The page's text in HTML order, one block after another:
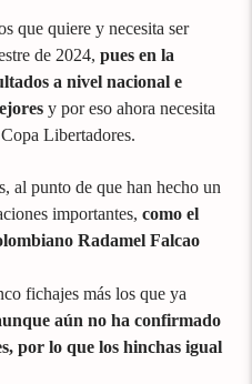
que quiere y necesita ser
de 2024,pues en la
a nivel nacional e
y por eso ahora necesita
Libertadores.
al punto de que han hecho un
importantes, como el
Radamel Falcao
fichajes más los que ya
aún no ha confirmado
por lo que los hinchas igual